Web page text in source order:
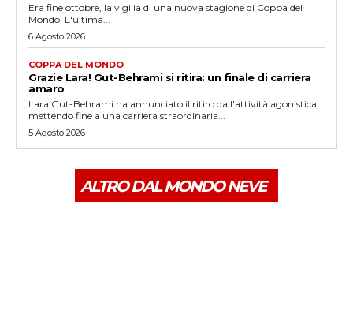
Era fine ottobre, la vigilia di una nuova stagione di Coppa del
Mondo. L'ultima...
6 Agosto 2026
COPPA DEL MONDO
Grazie Lara! Gut-Behrami si ritira: un finale di carriera
amaro
Lara Gut-Behrami ha annunciato il ritiro dall'attività agonistica,
mettendo fine a una carriera straordinaria...
5 Agosto 2026
ALTRO DAL MONDO NEVE